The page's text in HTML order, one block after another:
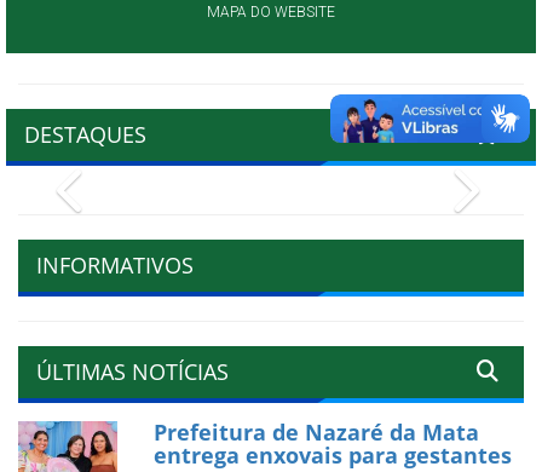
MAPA DO WEBSITE
DESTAQUES
INFORMATIVOS
ÚLTIMAS NOTÍCIAS
Prefeitura de Nazaré da Mata
entrega enxovais para gestantes